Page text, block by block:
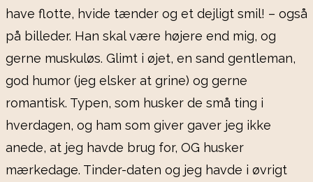
have flotte, hvide tænder og et dejligt smil! – også
på billeder. Han skal være højere end mig, og
gerne muskuløs. Glimt i øjet, en sand gentleman,
god humor (jeg elsker at grine) og gerne
romantisk. Typen, som husker de små ting i
hverdagen, og ham som giver gaver jeg ikke
anede, at jeg havde brug for, OG husker
mærkedage. Tinder-daten og jeg havde i øvrigt